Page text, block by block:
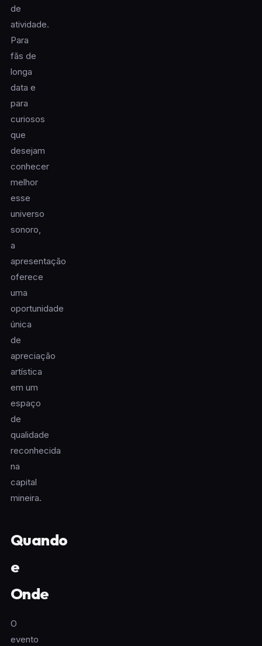
de
atividade.
Para
fãs de
longa
data e
para
curiosos
que
desejam
conhecer
melhor
esse
universo
sonoro,
a
apresentação
oferece
uma
oportunidade
única
de
apreciação
artística
em um
espaço
de
qualidade
reconhecida
na
capital
mineira.
Quando
e
Onde
O
evento